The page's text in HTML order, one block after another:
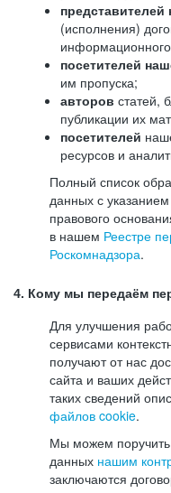
представителей
(исполнения)
посетителей
им пропуска;
авторов статей,
публикации их
посетителей
ресурсов и
Полный список
данных с
правового
в нашем Реестре
Роскомнадзора.
4. Кому мы передаём
Для улучшения
сервисами
получают от нас
сайта и ваших
таких сведений
файлов cookie.
Мы можем
данных нашим
заключаются